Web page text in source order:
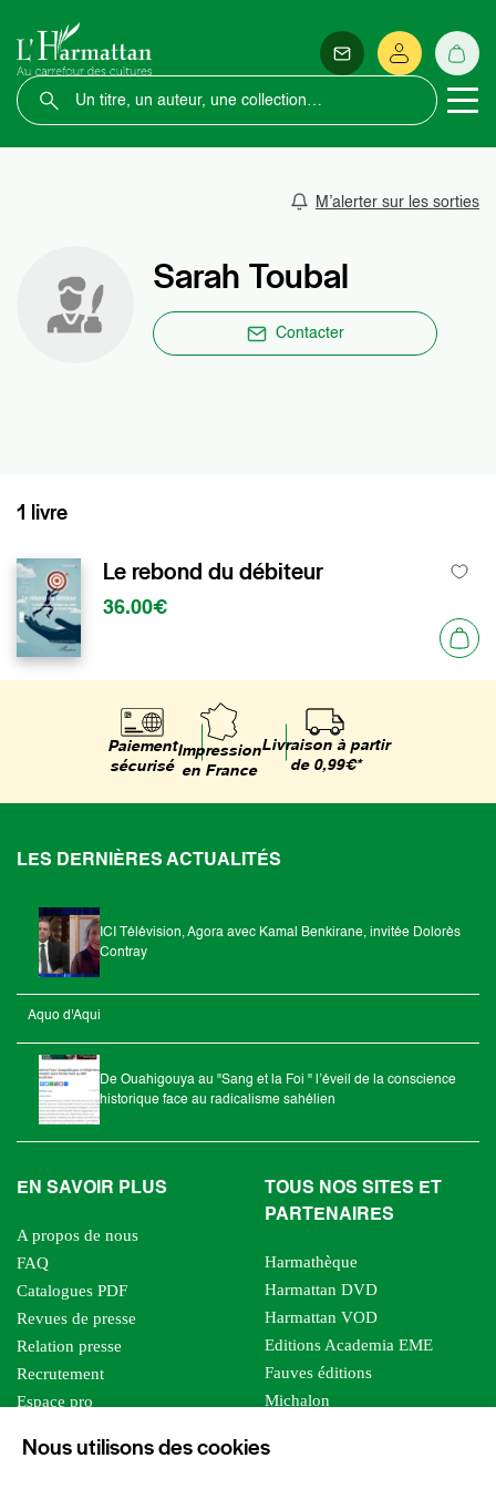
Nous utilisons des cookies
M’alerter sur les sorties
Sarah Toubal
Contacter
1 livre
Le rebond du débiteur
36.00€
Paiement
sécurisé
Impression
en France
Livraison à partir
de 0,99€*
LES DERNIÈRES ACTUALITÉS
ICI Télévision, Agora avec Kamal Benkirane, invitée Dolorès
Contray
Aquo d'Aqui
De Ouahigouya au "Sang et la Foi " l’éveil de la conscience
historique face au radicalisme sahélien
EN SAVOIR PLUS
A propos de nous
FAQ
Catalogues PDF
Revues de presse
Relation presse
Recrutement
Espace pro
Foreign rights
TOUS NOS SITES ET
PARTENAIRES
Harmathèque
Harmattan DVD
Harmattan VOD
Editions Academia EME
Fauves éditions
Michalon
Editions Sutton